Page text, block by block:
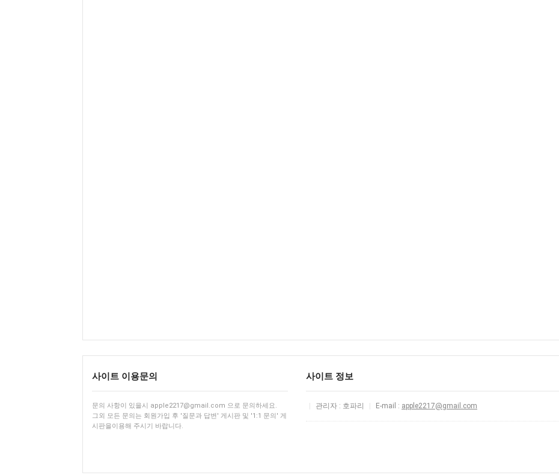
사이트 이용문의
문의 사항이 있을시 apple2217@gmail.com 으로 문의하세요.
그외 모든 문의는 회원가입 후 '질문과 답변' 게시판 및 '1:1 문의' 게
시판을이용해 주시기 바랍니다.
사이트 정보
관리자 : 호파리 E-mail : apple2217@gmail.com